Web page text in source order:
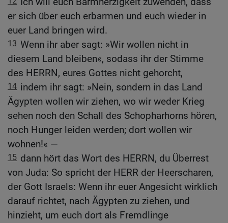
er sich über euch erbarmen und euch wieder in
euer Land bringen wird.
13 Wenn ihr aber sagt: »Wir wollen nicht in
diesem Land bleiben«, sodass ihr der Stimme
des HERRN, eures Gottes nicht gehorcht,
14 indem ihr sagt: »Nein, sondern in das Land
Ägypten wollen wir ziehen, wo wir weder Krieg
sehen noch den Schall des Schopharhorns hören,
noch Hunger leiden werden; dort wollen wir
wohnen!« —
15 dann hört das Wort des HERRN, du Überrest
von Juda: So spricht der HERR der Heerscharen,
der Gott Israels: Wenn ihr euer Angesicht wirklich
darauf richtet, nach Ägypten zu ziehen, und
hinzieht, um euch dort als Fremdlinge